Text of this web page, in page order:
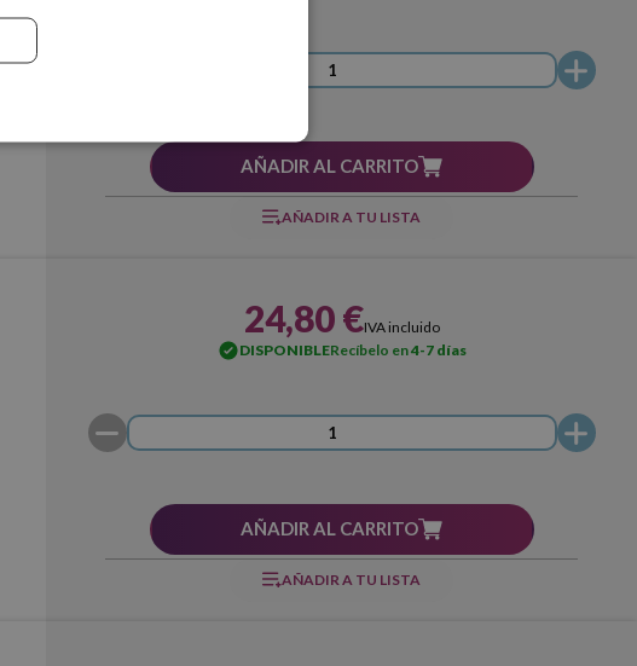
AÑADIR AL CARRITO
AÑADIR A TU LISTA
24,80 €IVA incluido
DISPONIBLERecíbelo en4-7 días
AÑADIR AL CARRITO
AÑADIR A TU LISTA